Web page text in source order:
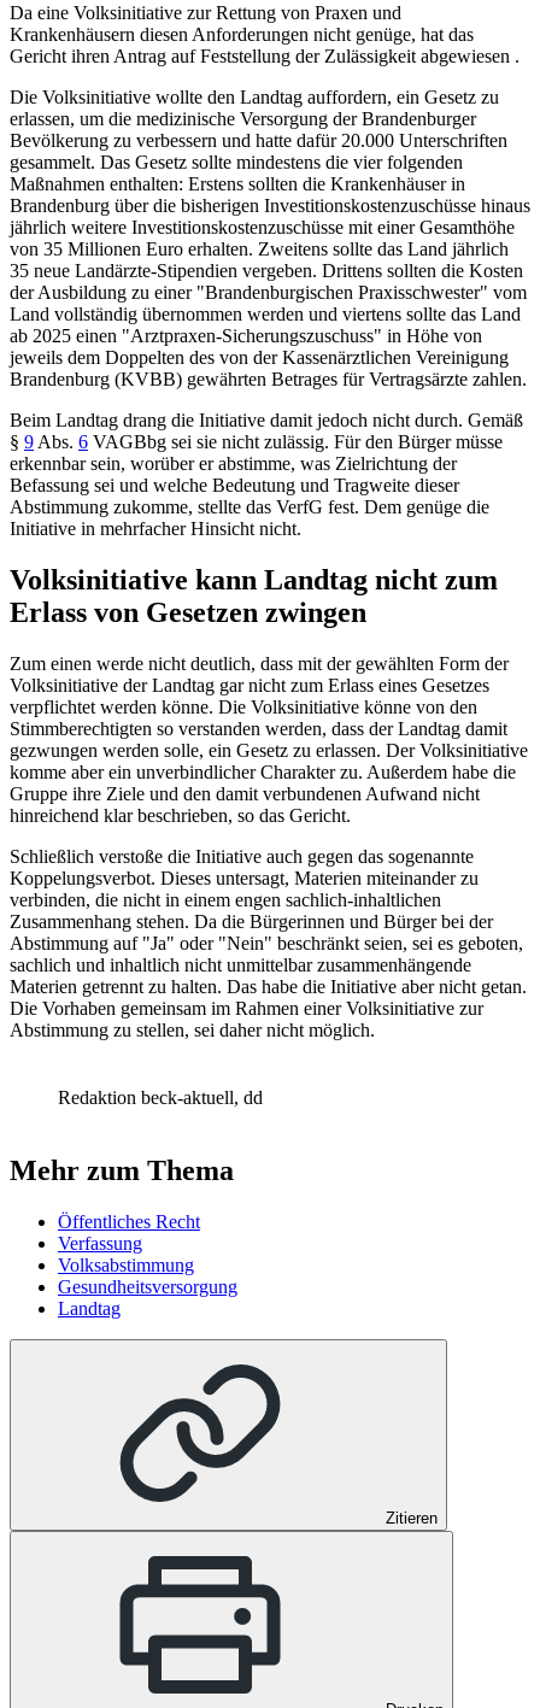
Da eine Volksinitiative zur Rettung von Praxen und
Krankenhäusern diesen Anforderungen nicht genüge, hat das
Gericht ihren Antrag auf Feststellung der Zulässigkeit abgewiesen .
Die Volksinitiative wollte den Landtag auffordern, ein Gesetz zu
erlassen, um die medizinische Versorgung der Brandenburger
Bevölkerung zu verbessern und hatte dafür 20.000 Unterschriften
gesammelt. Das Gesetz sollte mindestens die vier folgenden
Maßnahmen enthalten: Erstens sollten die Krankenhäuser in
Brandenburg über die bisherigen Investitionskostenzuschüsse hinaus
jährlich weitere Investitionskostenzuschüsse mit einer Gesamthöhe
von 35 Millionen Euro erhalten. Zweitens sollte das Land jährlich
35 neue Landärzte-Stipendien vergeben. Drittens sollten die Kosten
der Ausbildung zu einer "Brandenburgischen Praxisschwester" vom
Land vollständig übernommen werden und viertens sollte das Land
ab 2025 einen "Arztpraxen-Sicherungszuschuss" in Höhe von
jeweils dem Doppelten des von der Kassenärztlichen Vereinigung
Brandenburg (KVBB) gewährten Betrages für Vertragsärzte zahlen.
Beim Landtag drang die Initiative damit jedoch nicht durch. Gemäß
§ 9 Abs. 6 VAGBbg sei sie nicht zulässig. Für den Bürger müsse
erkennbar sein, worüber er abstimme, was Zielrichtung der
Befassung sei und welche Bedeutung und Tragweite dieser
Abstimmung zukomme, stellte das VerfG fest. Dem genüge die
Initiative in mehrfacher Hinsicht nicht.
Volksinitiative kann Landtag nicht zum
Erlass von Gesetzen zwingen
Zum einen werde nicht deutlich, dass mit der gewählten Form der
Volksinitiative der Landtag gar nicht zum Erlass eines Gesetzes
verpflichtet werden könne. Die Volksinitiative könne von den
Stimmberechtigten so verstanden werden, dass der Landtag damit
gezwungen werden solle, ein Gesetz zu erlassen. Der Volksinitiative
komme aber ein unverbindlicher Charakter zu. Außerdem habe die
Gruppe ihre Ziele und den damit verbundenen Aufwand nicht
hinreichend klar beschrieben, so das Gericht.
Schließlich verstoße die Initiative auch gegen das sogenannte
Koppelungsverbot. Dieses untersagt, Materien miteinander zu
verbinden, die nicht in einem engen sachlich-inhaltlichen
Zusammenhang stehen. Da die Bürgerinnen und Bürger bei der
Abstimmung auf "Ja" oder "Nein" beschränkt seien, sei es geboten,
sachlich und inhaltlich nicht unmittelbar zusammenhängende
Materien getrennt zu halten. Das habe die Initiative aber nicht getan.
Die Vorhaben gemeinsam im Rahmen einer Volksinitiative zur
Abstimmung zu stellen, sei daher nicht möglich.
Redaktion beck-aktuell, dd
Mehr zum Thema
Öffentliches Recht
Verfassung
Volksabstimmung
Gesundheitsversorgung
Landtag
Zitieren